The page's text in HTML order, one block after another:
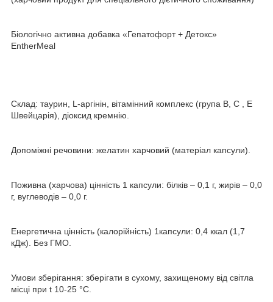
Біологічно активна добавка «Гепатофорт + Детокс»
EntherMeal
Склад: таурин, L-аргінін, вітамінний комплекс (група В, С , Е
Швейцарія), діоксид кремнію.
Допоміжні речовини: желатин харчовий (матеріал капсули).
Поживна (харчова) цінність 1 капсули: білків – 0,1 г, жирів – 0,0
г, вуглеводів – 0,0 г.
Енергетична цінність (калорійність) 1капсули: 0,4 ккал (1,7
кДж). Без ГМО.
Умови зберігання: зберігати в сухому, захищеному від світла
місці при t 10-25 °С.